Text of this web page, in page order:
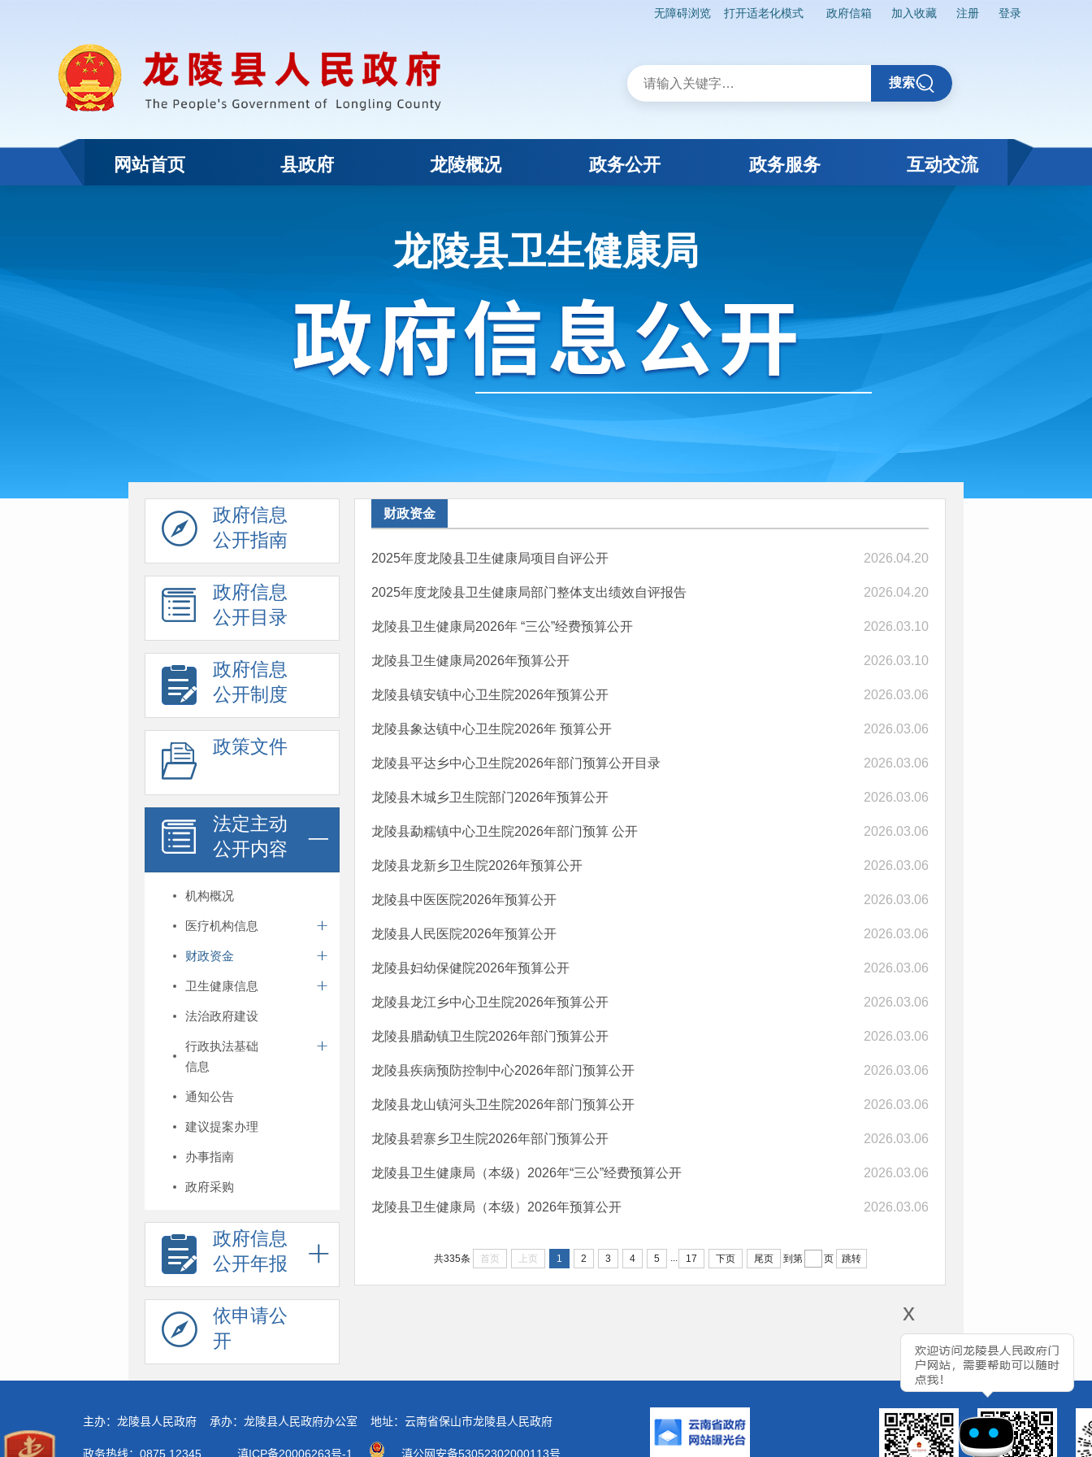
无障碍浏览 打开适老化模式 政府信箱 加入收藏 注册 登录
x
搜索
网站首页 县政府 龙陵概况 政务公开 政务服务 互动交流
龙陵县卫生健康局
政府信息
公开指南
政府信息
公开目录
政府信息
公开制度
政策文件
法定主动
公开内容
机构概况
医疗机构信息
财政资金
卫生健康信息
法治政府建设
行政执法基础
信息
通知公告
建议提案办理
办事指南
政府采购
政府信息
公开年报
依申请公
开
财政资金
2025年度龙陵县卫生健康局项目自评公开 2026.04.20
2025年度龙陵县卫生健康局部门整体支出绩效自评报告 2026.04.20
龙陵县卫生健康局2026年 “三公”经费预算公开 2026.03.10
龙陵县卫生健康局2026年预算公开 2026.03.10
龙陵县镇安镇中心卫生院2026年预算公开 2026.03.06
龙陵县象达镇中心卫生院2026年 预算公开 2026.03.06
龙陵县平达乡中心卫生院2026年部门预算公开目录 2026.03.06
龙陵县木城乡卫生院部门2026年预算公开 2026.03.06
龙陵县勐糯镇中心卫生院2026年部门预算 公开 2026.03.06
龙陵县龙新乡卫生院2026年预算公开 2026.03.06
龙陵县中医医院2026年预算公开 2026.03.06
龙陵县人民医院2026年预算公开 2026.03.06
龙陵县妇幼保健院2026年预算公开 2026.03.06
龙陵县龙江乡中心卫生院2026年预算公开 2026.03.06
龙陵县腊勐镇卫生院2026年部门预算公开 2026.03.06
龙陵县疾病预防控制中心2026年部门预算公开 2026.03.06
龙陵县龙山镇河头卫生院2026年部门预算公开 2026.03.06
龙陵县碧寨乡卫生院2026年部门预算公开 2026.03.06
龙陵县卫生健康局（本级）2026年“三公”经费预算公开 2026.03.06
龙陵县卫生健康局（本级）2026年预算公开 2026.03.06
共335条 首页 上页 1 2 3 4 5 ... 17 下页 尾页 到第 页 跳转